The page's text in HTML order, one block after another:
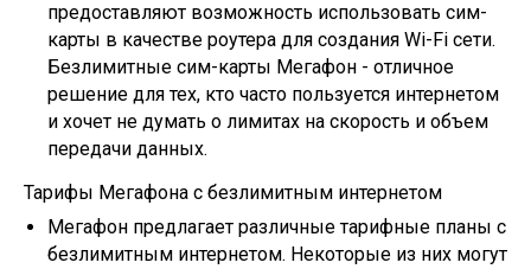
предоставляют возможность использовать сим-
карты в качестве роутера для создания Wi-Fi сети.
Безлимитные сим-карты Мегафон - отличное
решение для тех, кто часто пользуется интернетом
и хочет не думать о лимитах на скорость и объем
передачи данных.
Тарифы Мегафона с безлимитным интернетом
Мегафон предлагает различные тарифные планы с
безлимитным интернетом. Некоторые из них могут